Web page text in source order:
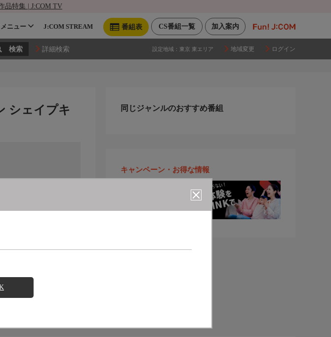
品特集 | J:COM TV
加入案内
CS番組一覧
番組表
ニュー J:COM STREAM
詳細検索 設定地域： 東京 東エリア 地域変更 ログイン
シェイプキ
同じジャンルのおすすめ番組
キャンペーン・お得な情報